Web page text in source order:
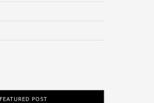
FEATURED POST